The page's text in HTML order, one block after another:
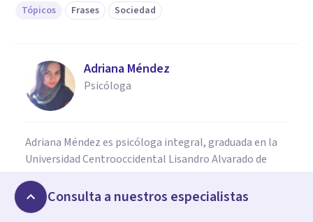
Tópicos Frases Sociedad
Adriana Méndez
Psicóloga
Adriana Méndez es psicóloga integral, graduada en la
Universidad Centrooccidental Lisandro Alvarado de
divulgación científica, especialmente en el campo de la
salud mental.
Consulta a nuestros especialistas